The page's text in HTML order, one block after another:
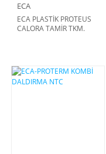
ECA
ECA PLASTİK PROTEUS
CALORA TAMİR TKM.